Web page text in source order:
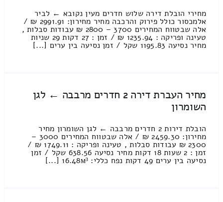
מחירי הובלת דירה שלוש חדרים מעין נקובא ← לביר
אלמכסור כולל פירוק והרכבה מחיר מחירון: 2991.91 ₪ /
אלה שבטווח המחירים 3700 – 2800 ₪ עבודות סבלות ,
טעינה ופריקה : 1235.94 ₪ / זמן : 27 דקות 29 שניות
מחיר נסיעה 1195.83 שקל / זמן נסיעה בין ערים [...]
מחיר העברת דירה 2 חדרים מרבבה ← לגן
השומרון
הובלת דירות 2 חדרים מרבבה ← לגן השומרון מחיר
מחירון: 2459.30 ₪ / אלה שבטווח המחירים 3000 –
2300 ₪ עבודות סבלות , טעינה ופריקה : 1749.11 ₪ /
זמן : 2 שעות 18 דקות מחיר נסיעה 638.56 שקל / זמן
נסיעה בין ערים 49 דקות נפח כללי: 16.48м³ [...]